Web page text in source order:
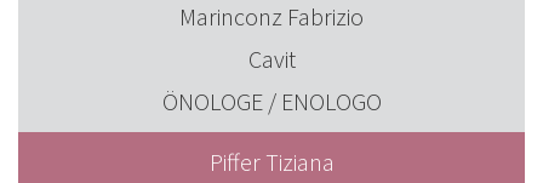
Marinconz Fabrizio
Cavit
ÖNOLOGE / ENOLOGO
Piffer Tiziana